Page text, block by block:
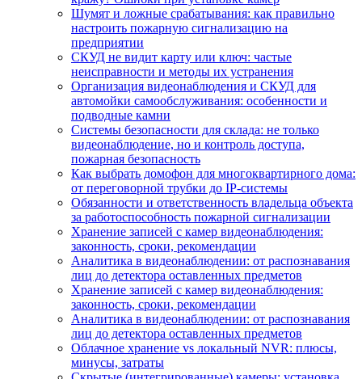
Шумят и ложные срабатывания: как правильно
настроить пожарную сигнализацию на
предприятии
СКУД не видит карту или ключ: частые
неисправности и методы их устранения
Организация видеонаблюдения и СКУД для
автомойки самообслуживания: особенности и
подводные камни
Системы безопасности для склада: не только
видеонаблюдение, но и контроль доступа,
пожарная безопасность
Как выбрать домофон для многоквартирного дома:
от переговорной трубки до IP-системы
Обязанности и ответственность владельца объекта
за работоспособность пожарной сигнализации
Хранение записей с камер видеонаблюдения:
законность, сроки, рекомендации
Аналитика в видеонаблюдении: от распознавания
лиц до детектора оставленных предметов
Хранение записей с камер видеонаблюдения:
законность, сроки, рекомендации
Аналитика в видеонаблюдении: от распознавания
лиц до детектора оставленных предметов
Облачное хранение vs локальный NVR: плюсы,
минусы, затраты